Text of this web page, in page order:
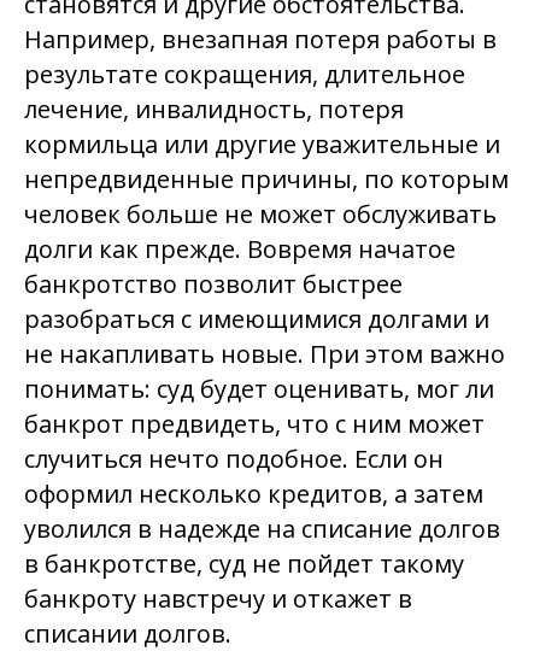
Например, внезапная потеря работы в
результате сокращения, длительное
лечение, инвалидность, потеря
кормильца или другие уважительные и
непредвиденные причины, по которым
человек больше не может обслуживать
долги как прежде. Вовремя начатое
банкротство позволит быстрее
разобраться с имеющимися долгами и
не накапливать новые. При этом важно
понимать: суд будет оценивать, мог ли
банкрот предвидеть, что с ним может
случиться нечто подобное. Если он
оформил несколько кредитов, а затем
уволился в надежде на списание долгов
в банкротстве, суд не пойдет такому
банкроту навстречу и откажет в
списании долгов.